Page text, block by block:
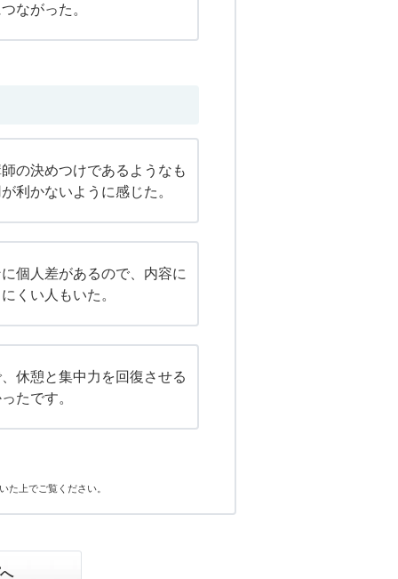
ながった。
の決めつけであるようなも
利かないように感じた。
個人差があるので、内容に
くい人もいた。
休憩と集中力を回復させる
たです。
た上でご覧ください。